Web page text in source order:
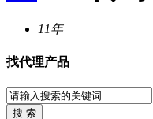
11年
找代理产品